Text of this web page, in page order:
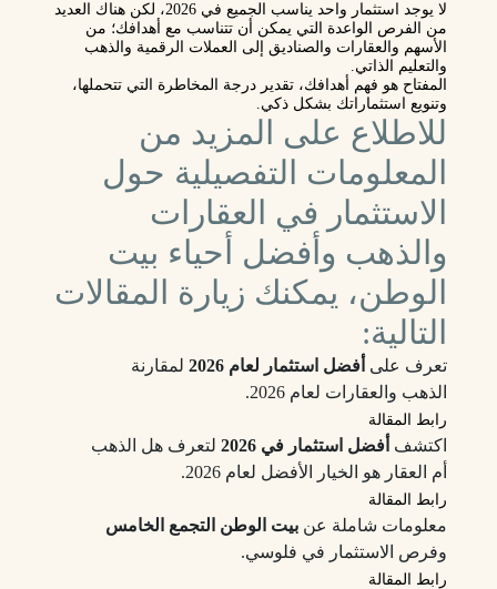
لا يوجد استثمار واحد يناسب الجميع في 2026
، لكن هناك العديد
من الفرص الواعدة التي يمكن أن تتناسب مع أهدافك؛ من
الأسهم والعقارات والصناديق إلى
العملات الرقمية والذهب
والتعليم الذاتي
المفتاح هو فهم أهدافك، تقدير درجة المخاطرة التي تتحملها،
وتنويع استثماراتك بشكل ذكي.
للاطلاع على المزيد من
المعلومات التفصيلية حول
الاستثمار في العقارات
والذهب وأفضل أحياء بيت
الوطن، يمكنك زيارة المقالات
التالية:
تعرف على أفضل استثمار لعام 2026
لمقارنة
الذهب والعقارات لعام 2026.
رابط المقالة
اكتشف أفضل استثمار في 2026
لتعرف هل الذهب
أم العقار هو الخيار الأفضل لعام 2026.
رابط المقالة
معلومات شاملة عن بيت الوطن التجمع الخامس
وفرص الاستثمار في فلوسي.
رابط المقالة